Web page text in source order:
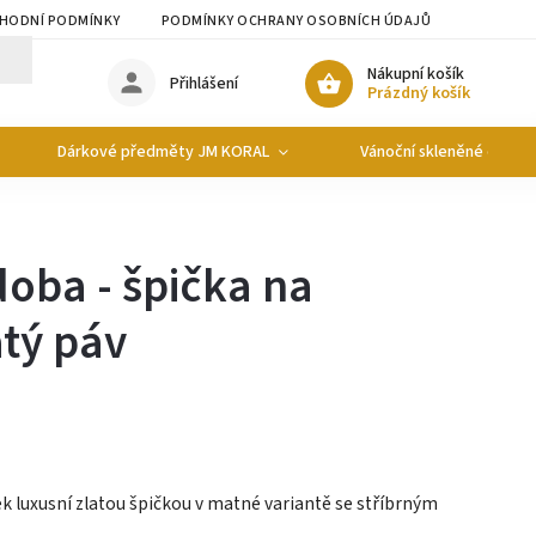
PODMÍNKY PODMÍNKY OCHRANY OSOBNÍCH ÚDAJŮ
Nákupní košík
Prázdný košík
Přihlášení
Dárkové předměty JM KORAL Vánoční skleněné
- špička na
páv
luxusní zlatou špičkou v matné variantě se stříbrným